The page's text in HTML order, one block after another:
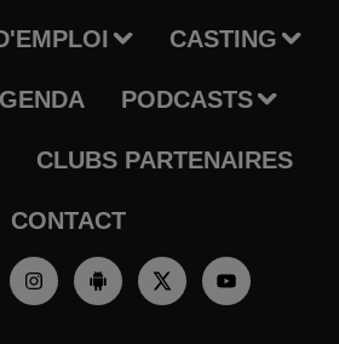
CASTING
PODCASTS
CLUBS PARTENAIRES
CONTACT